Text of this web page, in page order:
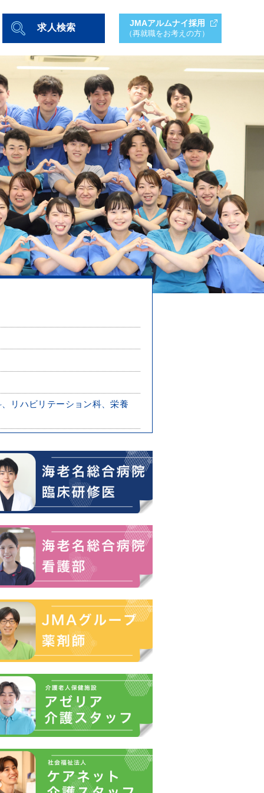
求人検索 JMAアルムナイ採用
（再就職をお考えの方）
リハビリテーション科、栄養